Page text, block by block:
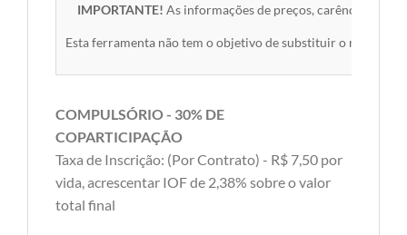
IMPORTANTE! As informações de preços, carências,
Esta ferramenta não tem o objetivo de substituir o material
COMPULSÓRIO - 30% DE
COPARTICIPAÇÃO
Taxa de Inscrição: (Por Contrato) - R$ 7,50 por
vida, acrescentar IOF de 2,38% sobre o valor
total final